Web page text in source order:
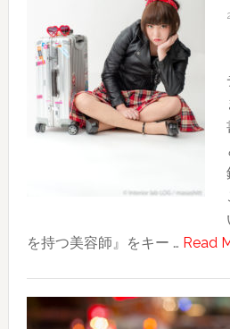
記〜
そ
の
４〜
ま
だ
台
の
い
を持つ美容師』をキー … Read